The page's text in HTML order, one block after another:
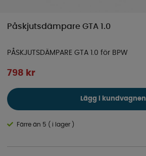
Påskjutsdämpare GTA 1.0
PÅSKJUTSDÄMPARE GTA 1.0 för BPW
798 kr
Lägg i kundvagnen
Färre än 5 ( i lager )